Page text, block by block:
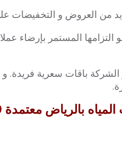
من العروض و التخفيضات على
المستمر بإرضاء
الشركة باقات سعرية
معتمدة 0553445129